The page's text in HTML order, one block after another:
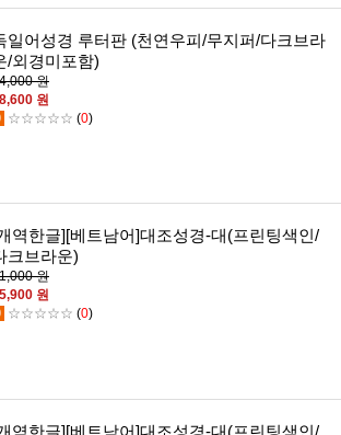
일어성경 루터판 (천연우피/무지퍼/다크브라
/외경미포함)
원
원
☆☆☆☆☆ (0)
역한글][베트남어]대조성경-대(프린팅색인/
크브라운)
원
원
☆☆☆☆☆ (0)